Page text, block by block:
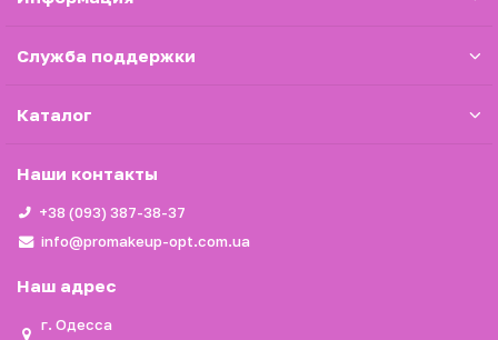
Служба поддержки
Каталог
Наши контакты
+38 (093) 387-38-37
info@promakeup-opt.com.ua
Наш адрес
г. Одесса